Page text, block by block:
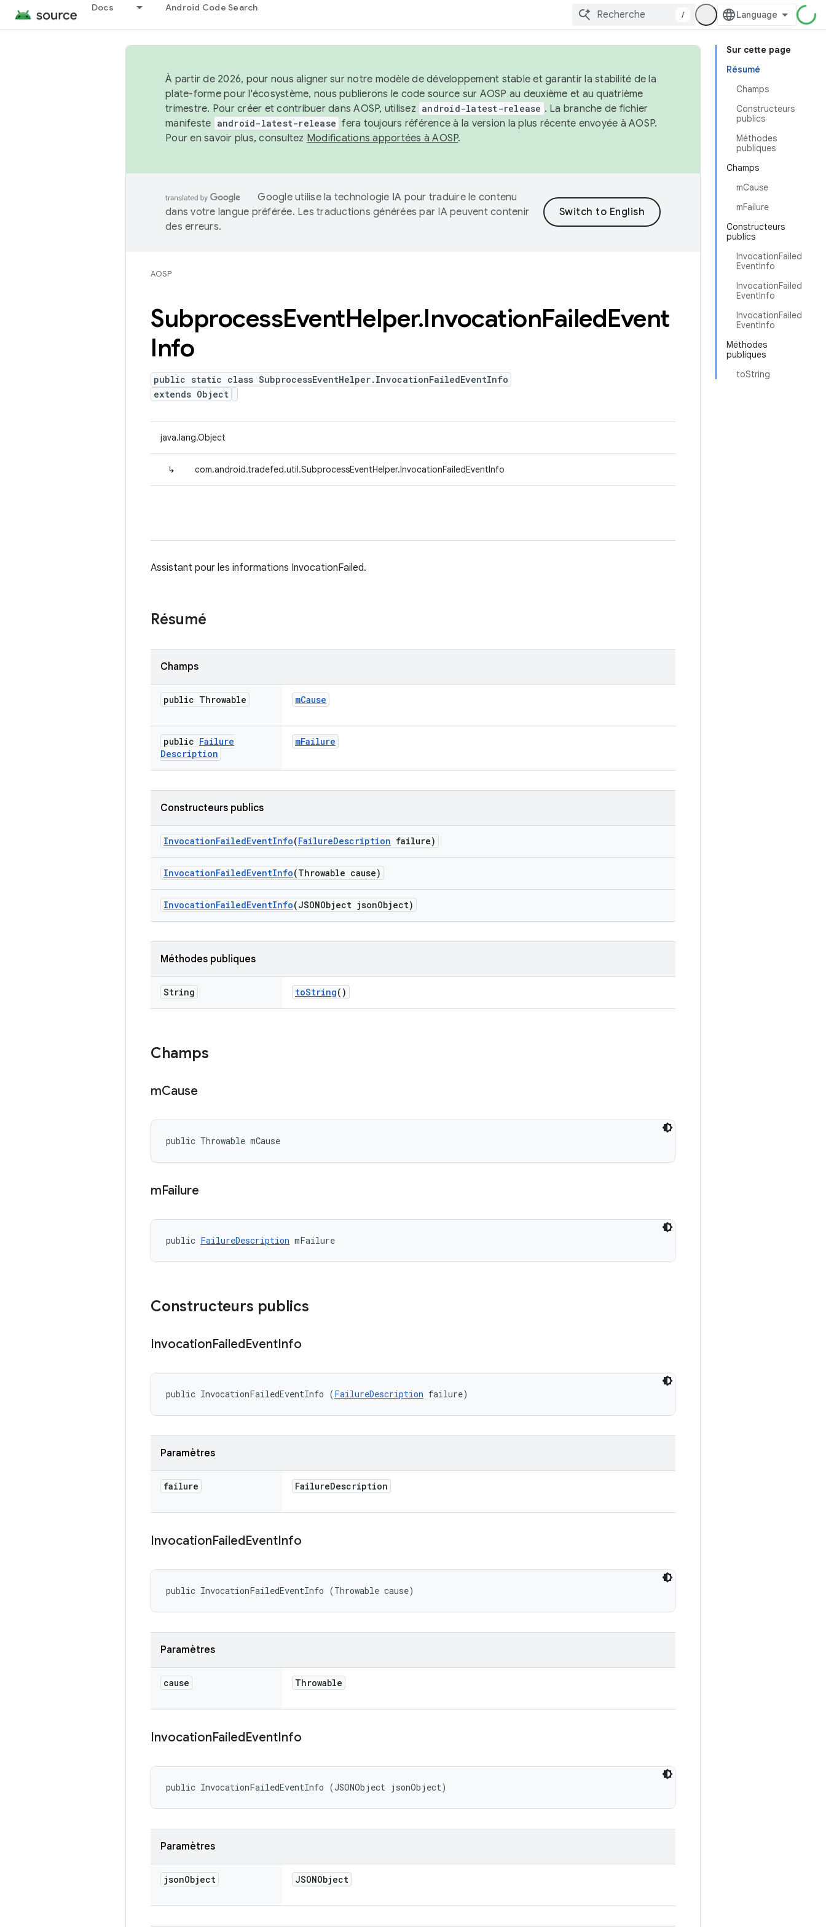
Docs Android Code Search
/
Sur cette page
Résumé
Champs
Constructeurs
publics
Méthodes
publiques
Champs
mCause
mFailure
Constructeurs
publics
InvocationFailed
EventInfo
InvocationFailed
EventInfo
InvocationFailed
EventInfo
Méthodes
publiques
toString
À partir de 2026, pour nous aligner sur notre modèle de développement stable et garantir la stabilité de la
plate-forme pour l'écosystème, nous publierons le code source sur AOSP au deuxième et au quatrième
trimestre. Pour créer et contribuer dans AOSP, utilisez android-latest-release . La branche de fichier
manifeste android-latest-release fera toujours référence à la version la plus récente envoyée à AOSP.
Pour en savoir plus, consultez Modifications apportées à AOSP.
Google utilise la technologie IA pour traduire le contenu
dans votre langue préférée. Les traductions générées par IA peuvent contenir
des erreurs.
AOSP
SubprocessEventHelper.InvocationFailedEvent
Info
public static class SubprocessEventHelper.InvocationFailedEventInfo
extends Object
java.lang.Object
↳ com.android.tradefed.util.SubprocessEventHelper.InvocationFailedEventInfo
Assistant pour les informations InvocationFailed.
Résumé
Champs
public Throwable mCause
public Failure
Description
mFailure
Constructeurs publics
InvocationFailedEventInfo(FailureDescription failure)
InvocationFailedEventInfo(Throwable cause)
InvocationFailedEventInfo(JSONObject jsonObject)
Méthodes publiques
String toString()
Champs
mCause
public Throwable mCause
mFailure
public FailureDescription mFailure
Constructeurs publics
InvocationFailedEventInfo
public InvocationFailedEventInfo (FailureDescription failure)
Paramètres
failure FailureDescription
InvocationFailedEventInfo
public InvocationFailedEventInfo (Throwable cause)
Paramètres
cause Throwable
InvocationFailedEventInfo
public InvocationFailedEventInfo (JSONObject jsonObject)
Paramètres
jsonObject JSONObject